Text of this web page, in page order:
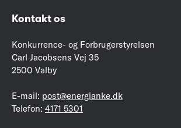
Kontakt os
Konkurrence- og Forbrugerstyrelsen
Carl Jacobsens Vej 35
2500 Valby
E-mail: post@energianke.dk
Telefon: 4171 5301